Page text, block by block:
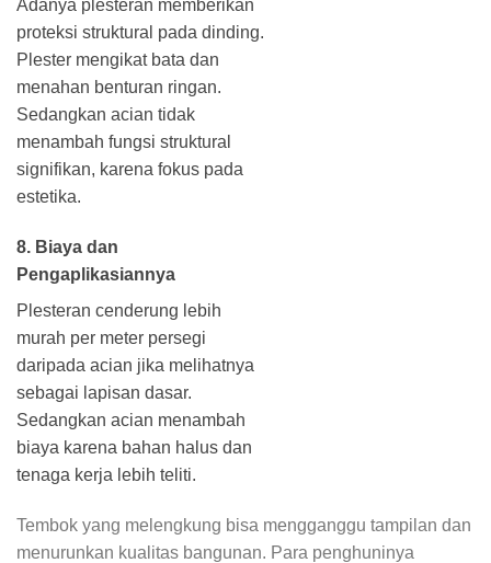
Adanya plesteran memberikan
proteksi struktural pada dinding.
Plester mengikat bata dan
menahan benturan ringan.
Sedangkan acian tidak
menambah fungsi struktural
signifikan, karena fokus pada
estetika.
8. Biaya dan
Pengaplikasiannya
Plesteran cenderung lebih
murah per meter persegi
daripada acian jika melihatnya
sebagai lapisan dasar.
Sedangkan acian menambah
biaya karena bahan halus dan
tenaga kerja lebih teliti.
Tembok yang melengkung bisa mengganggu tampilan dan
menurunkan kualitas bangunan. Para penghuninya